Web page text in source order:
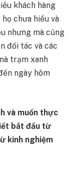
khách hàng
chưa hiểu và
nhưng mà cũng
đối tác và các
trạm xanh
ngày hôm
và muốn thực
bắt đầu từ
kinh nghiệm